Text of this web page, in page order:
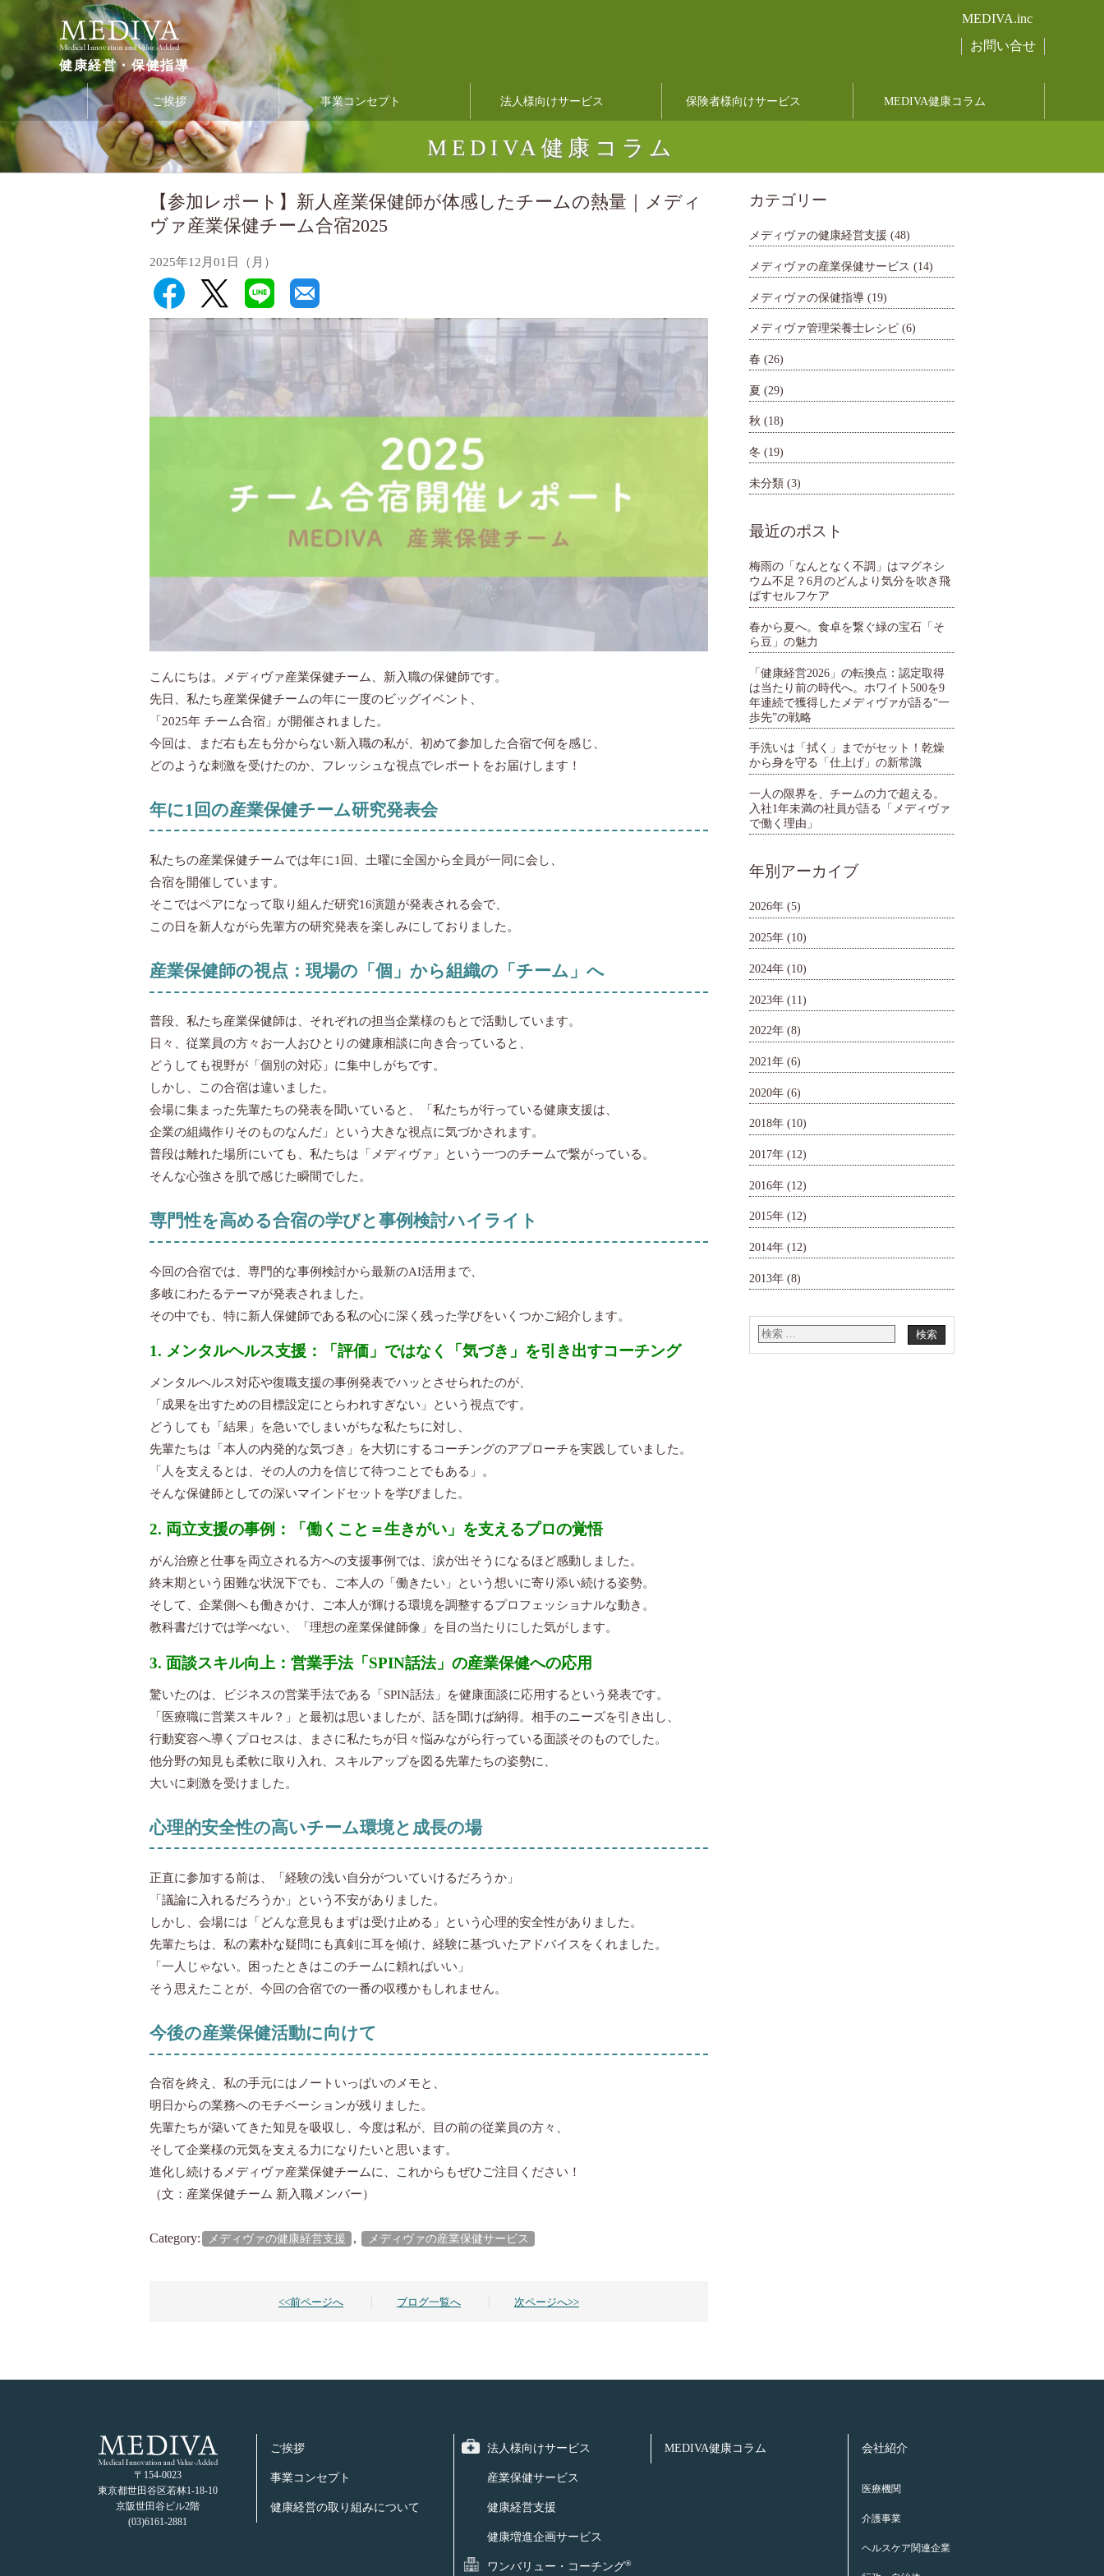
健康経営・保健指導
MEDIVA.inc
お問い合せ
ご挨拶 事業コンセプト 法人様向けサービス 保険者様向けサービス MEDIVA健康コラム
MEDIVA健康コラム
【参加レポート】新人産業保健師が体感したチームの熱量｜メディ
ヴァ産業保健チーム合宿2025
2025年12月01日（月）
こんにちは。メディヴァ産業保健チーム、新入職の保健師です。
先日、私たち産業保健チームの年に一度のビッグイベント、
「2025年 チーム合宿」が開催されました。
今回は、まだ右も左も分からない新入職の私が、初めて参加した合宿で何を感じ、
どのような刺激を受けたのか、フレッシュな視点でレポートをお届けします！
年に1回の産業保健チーム研究発表会
私たちの産業保健チームでは年に1回、土曜に全国から全員が一同に会し、
合宿を開催しています。
そこではペアになって取り組んだ研究16演題が発表される会で、
この日を新人ながら先輩方の研究発表を楽しみにしておりました。
産業保健師の視点：現場の「個」から組織の「チーム」へ
普段、私たち産業保健師は、それぞれの担当企業様のもとで活動しています。
日々、従業員の方々お一人おひとりの健康相談に向き合っていると、
どうしても視野が「個別の対応」に集中しがちです。
しかし、この合宿は違いました。
会場に集まった先輩たちの発表を聞いていると、「私たちが行っている健康支援は、
企業の組織作りそのものなんだ」という大きな視点に気づかされます。
普段は離れた場所にいても、私たちは「メディヴァ」という一つのチームで繋がっている。
そんな心強さを肌で感じた瞬間でした。
専門性を高める合宿の学びと事例検討ハイライト
今回の合宿では、専門的な事例検討から最新のAI活用まで、
多岐にわたるテーマが発表されました。
その中でも、特に新人保健師である私の心に深く残った学びをいくつかご紹介します。
1. メンタルヘルス支援：「評価」ではなく「気づき」を引き出すコーチング
メンタルヘルス対応や復職支援の事例発表でハッとさせられたのが、
「成果を出すための目標設定にとらわれすぎない」という視点です。
どうしても「結果」を急いでしまいがちな私たちに対し、
先輩たちは「本人の内発的な気づき」を大切にするコーチングのアプローチを実践していました。
「人を支えるとは、その人の力を信じて待つことでもある」。
そんな保健師としての深いマインドセットを学びました。
2. 両立支援の事例：「働くこと＝生きがい」を支えるプロの覚悟
がん治療と仕事を両立される方への支援事例では、涙が出そうになるほど感動しました。
終末期という困難な状況下でも、ご本人の「働きたい」という想いに寄り添い続ける姿勢。
そして、企業側へも働きかけ、ご本人が輝ける環境を調整するプロフェッショナルな動き。
教科書だけでは学べない、「理想の産業保健師像」を目の当たりにした気がします。
3. 面談スキル向上：営業手法「SPIN話法」の産業保健への応用
驚いたのは、ビジネスの営業手法である「SPIN話法」を健康面談に応用するという発表です。
「医療職に営業スキル？」と最初は思いましたが、話を聞けば納得。相手のニーズを引き出し、
行動変容へ導くプロセスは、まさに私たちが日々悩みながら行っている面談そのものでした。
他分野の知見も柔軟に取り入れ、スキルアップを図る先輩たちの姿勢に、
大いに刺激を受けました。
心理的安全性の高いチーム環境と成長の場
正直に参加する前は、「経験の浅い自分がついていけるだろうか」
「議論に入れるだろうか」という不安がありました。
しかし、会場には「どんな意見もまずは受け止める」という心理的安全性がありました。
先輩たちは、私の素朴な疑問にも真剣に耳を傾け、経験に基づいたアドバイスをくれました。
「一人じゃない。困ったときはこのチームに頼ればいい」
そう思えたことが、今回の合宿での一番の収穫かもしれません。
今後の産業保健活動に向けて
合宿を終え、私の手元にはノートいっぱいのメモと、
明日からの業務へのモチベーションが残りました。
先輩たちが築いてきた知見を吸収し、今度は私が、目の前の従業員の方々、
そして企業様の元気を支える力になりたいと思います。
進化し続けるメディヴァ産業保健チームに、これからもぜひご注目ください！
（文：産業保健チーム 新入職メンバー）
Category: メディヴァの健康経営支援 , メディヴァの産業保健サービス
<<前ページへ ブログ一覧へ 次ページへ>>
カテゴリー
メディヴァの健康経営支援 (48)
メディヴァの産業保健サービス (14)
メディヴァの保健指導 (19)
メディヴァ管理栄養士レシピ (6)
春 (26)
夏 (29)
秋 (18)
冬 (19)
未分類 (3)
最近のポスト
梅雨の「なんとなく不調」はマグネシ
ウム不足？6月のどんより気分を吹き飛
ばすセルフケア
春から夏へ。食卓を繋ぐ緑の宝石「そ
ら豆」の魅力
「健康経営2026」の転換点：認定取得
は当たり前の時代へ。ホワイト500を9
年連続で獲得したメディヴァが語る“一
歩先”の戦略
手洗いは「拭く」までがセット！乾燥
から身を守る「仕上げ」の新常識
一人の限界を、チームの力で超える。
入社1年未満の社員が語る「メディヴァ
で働く理由」
年別アーカイブ
2026年 (5)
2025年 (10)
2024年 (10)
2023年 (11)
2022年 (8)
2021年 (6)
2020年 (6)
2018年 (10)
2017年 (12)
2016年 (12)
2015年 (12)
2014年 (12)
2013年 (8)
〒154-0023
東京都世⽥⾕区若林1-18-10
京阪世⽥⾕ビル2階
(03)6161-2881
ご挨拶
事業コンセプト
健康経営の取り組みについて
法人様向けサービス
産業保健サービス
健康経営支援
健康増進企画サービス
ワンバリュー・コーチング®
MEDIVA健康コラム 会社紹介
医療機関
介護事業
ヘルスケア関連企業